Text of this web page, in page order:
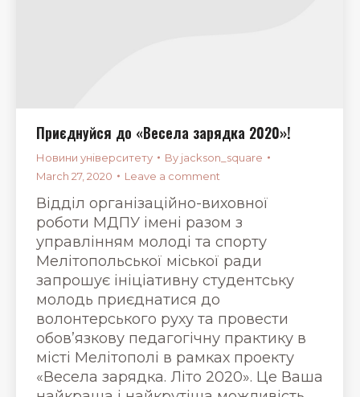
Приєднуйся до «Весела зарядка 2020»!
Новини університету By jackson_square
March 27, 2020
Leave a comment
Відділ організаційно-виховної
роботи МДПУ імені разом з
управлінням молоді та спорту
Мелітопольської міської ради
запрошує ініціативну студентську
молодь приєднатися до
волонтерського руху та провести
обов’язкову педагогічну практику в
місті Мелітополі в рамках проекту
«Весела зарядка. Лiто 2020». Це Ваша